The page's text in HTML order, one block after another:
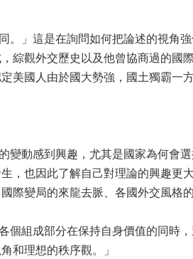
」這是在詢問如何把論述的視角
綜觀外交歷史以及他曾協商過的國
美國人由於國大勢強，國土獨霸一
動感到興趣，尤其是國家為何會選
，也因此了解自己對理論的興趣更
際變局的來龍去脈、各國外交風格
組成部分在保持自身價值的同時，
和理想的秩序觀。」